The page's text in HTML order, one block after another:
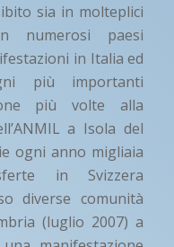
sia in molteplici
numerosi paesi
in Italia ed
più importanti
più volte alla
a Isola del
ogni anno migliaia
in Svizzera
diverse comunità
(luglio 2007) a